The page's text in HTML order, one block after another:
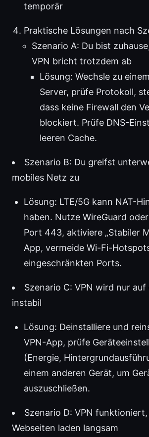
temporär
Praktische Lösungen nach
Szenario A: Du bist
VPN bricht trotzdem ab
Lösung: Wechsle zu
Server, prüfe Protokoll,
dass keine Firewall den
blockiert. Prüfe DNS-
leeren Cache.
Szenario B: Du greifst
mobiles Netz zu
Lösung: LTE/5G kann NAT-
haben. Nutze WireGuard
Port 443, aktiviere „Stabiler
App, vermeide Wi-Fi-
eingeschränkten Ports.
Szenario C: VPN wird nur auf
instabil
Lösung: Deinstalliere und
VPN-App, prüfe
(Energie,
einem anderen Gerät, um
auszuschließen.
Szenario D: VPN
Webseiten laden langsam